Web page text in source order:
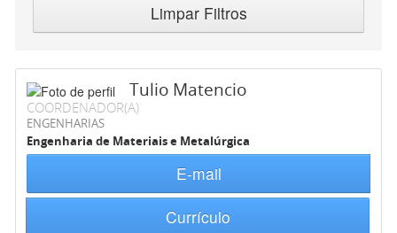
Limpar Filtros
Tulio Matencio
COORDENADOR(A)
ENGENHARIAS
Engenharia de Materiais e Metalúrgica
E-mail
Currículo